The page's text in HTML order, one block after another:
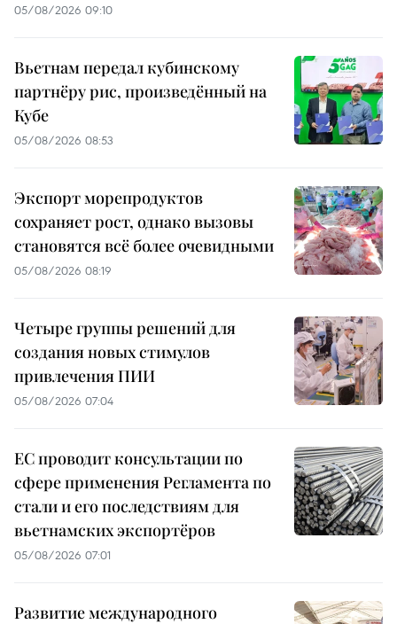
05/08/2026 09:10
Вьетнам передал кубинскому
партнёру рис, произведённый на
Кубе
05/08/2026 08:53
Экспорт морепродуктов
сохраняет рост, однако вызовы
становятся всё более очевидными
05/08/2026 08:19
Четыре группы решений для
создания новых стимулов
привлечения ПИИ
05/08/2026 07:04
ЕС проводит консультации по
сфере применения Регламента по
стали и его последствиям для
вьетнамских экспортёров
05/08/2026 07:01
Развитие международного